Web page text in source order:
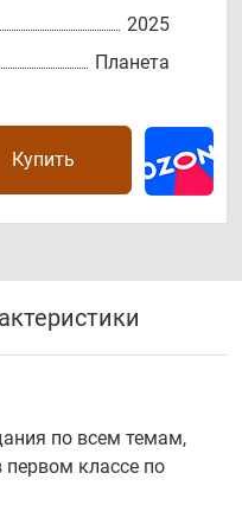
2025
Планета
Купить
по всем темам,
классе по